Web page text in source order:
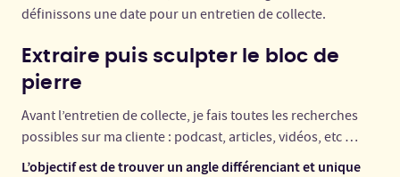
définissons une date pour un entretien de collecte.
Extraire puis sculpter le bloc de
pierre
Avant l’entretien de collecte, je fais toutes les recherches
possibles sur ma cliente : podcast, articles, vidéos, etc …
L’objectif est de trouver un angle différenciant et unique